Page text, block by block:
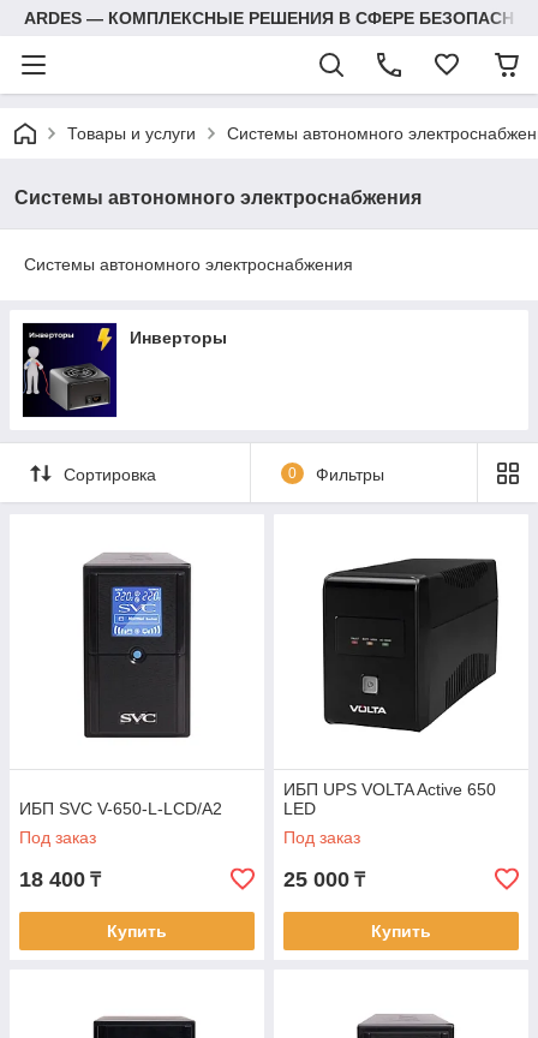
ARDES — КОМПЛЕКСНЫЕ РЕШЕНИЯ В СФЕРЕ
Товары и услуги Системы автономного
Системы автономного электроснабжения
Системы автономного электроснабжения
Инверторы
Сортировка 0 Фильтры
ИБП SVC V-650-L-LCD/A2
Под заказ
18 400 ₸
Купить
ИБП UPS VOLTA Active 650
LED
Под заказ
25 000 ₸
Купить